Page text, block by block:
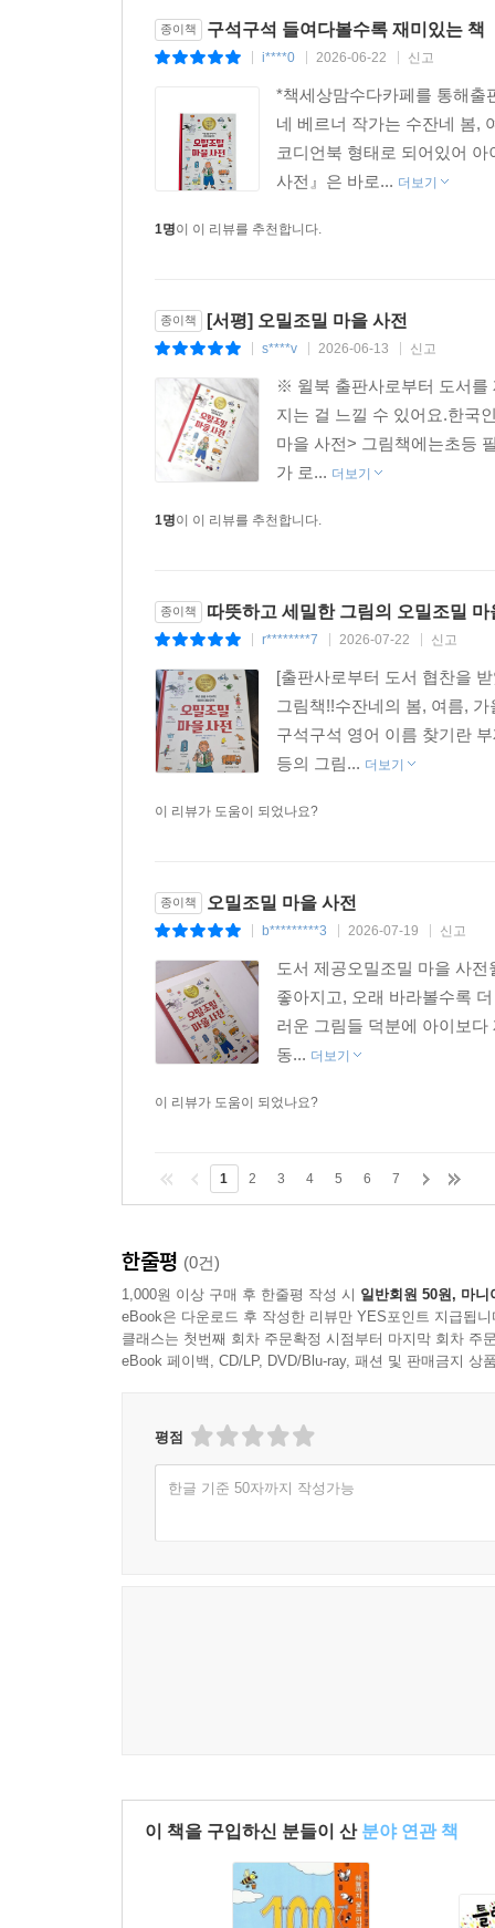
종이책 구석구석 들여다볼수록 재미있는 책
i****0 2026-06-22 신고
*책세상맘수다카페를 통해출
네 베르너 작가는 수잔네 봄,
코디언북 형태로 되어있어
사전』은 바로... 더보기
1명이 이 리뷰를 추천합니다.
종이책 [서평] 오밀조밀 마을 사전
s****v 2026-06-13 신고
※ 윌북 출판사로부터 도서를
지는 걸 느낄 수 있어요.한국
마을 사전> 그림책에는초등
가 로... 더보기
1명이 이 리뷰를 추천합니다.
종이책 따뜻하고 세밀한 그림의 오밀조밀 마
r********7 2026-07-22 신고
[출판사로부터 도서 협찬을
그림책!!수잔네의 봄, 여름,
구석구석 영어 이름 찾기란
등의 그림... 더보기
이 리뷰가 도움이 되었나요?
종이책 오밀조밀 마을 사전
b*********3 2026-07-19 신고
도서 제공오밀조밀 마을 사
좋아지고, 오래 바라볼수록
러운 그림들 덕분에 아이보
동... 더보기
이 리뷰가 도움이 되었나요?
1 2 3 4 5 6 7
한줄평 (0건)
1,000원 이상 구매 후 한줄평 작성 시 일반회원 50원, 마니
eBook은 다운로드 후 작성한 리뷰만 YES포인트 지급됩니
클래스는 첫번째 회차 주문확정 시점부터 마지막 회차 주
eBook 페이백, CD/LP, DVD/Blu-ray, 패션 및 판매금지 상
평점
한글 기준 50자까지 작성가능
이 책을 구입하신 분들이 산 분야 연관 책